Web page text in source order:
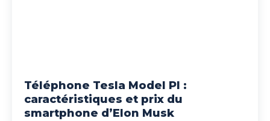
Téléphone Tesla Model PI :
caractéristiques et prix du
smartphone d’Elon Musk